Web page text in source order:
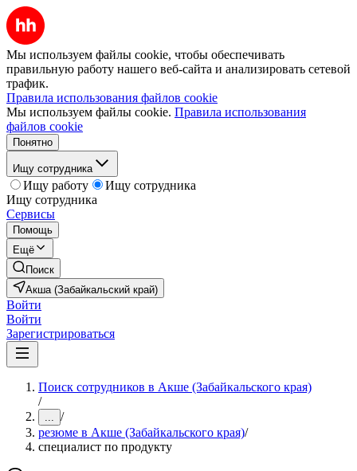
Мы используем файлы cookie, чтобы обеспечивать
правильную работу нашего веб-сайта и анализировать сетевой
трафик.
Правила использования файлов cookie
Мы используем файлы cookie. Правила использования
файлов cookie
Понятно
Ищу сотрудника
Ищу работу
Ищу сотрудника
Ищу сотрудника
Сервисы
Помощь
Ещё
Поиск
Акша (Забайкальский край)
Войти
Войти
Зарегистрироваться
Поиск сотрудников в Акше (Забайкальского края)
/
... /
резюме в Акше (Забайкальского края)/
специалист по продукту